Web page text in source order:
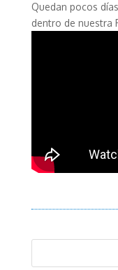
Quedan pocos
dentro de nuestra